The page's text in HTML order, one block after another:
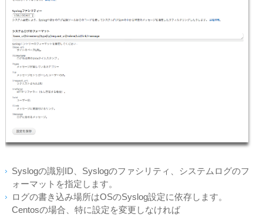
Syslogの識別ID、Syslogのファシリティ、システムログのフ
ォーマットを指定します。
ログの書き込み場所はOSのSyslog設定に依存します。
Centosの場合、特に設定を変更しなければ